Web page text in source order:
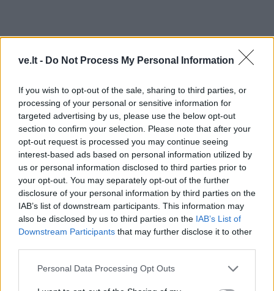
ve.lt - Do Not Process My Personal Information
If you wish to opt-out of the sale, sharing to third parties, or
processing of your personal or sensitive information for
targeted advertising by us, please use the below opt-out
section to confirm your selection. Please note that after your
opt-out request is processed you may continue seeing
interest-based ads based on personal information utilized by
us or personal information disclosed to third parties prior to
your opt-out. You may separately opt-out of the further
disclosure of your personal information by third parties on the
IAB’s list of downstream participants. This information may
also be disclosed by us to third parties on the IAB’s List of
Downstream Participants that may further disclose it to other
Personal Data Processing Opt Outs
Šaldyto maisto prekės ženklas „Birds Eye“ pasiūlė
išradingą vaizdo klipą, kuriame pagrindinį vaidmenį
atlieka būtent žirnių automobilis.
Labai rekomenduojame jums pažiūrėti šį šedevrą.
Tiesą sakant, tai ne vienintelis toks automobilis - yra ir
hot dog automobilis, ir žemės riešutų automobilis, ir
Iš tikrųjų tokių automobilių yra kur kas daugiau, tačiau